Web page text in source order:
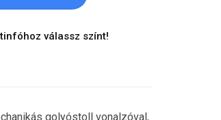
válassz színt!
golyóstoll vonalzóval,